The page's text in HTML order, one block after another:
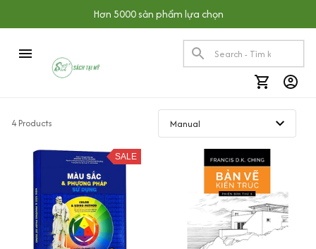
Hơn 5000 sản phẩm lựa chọn
4 Products
SALE